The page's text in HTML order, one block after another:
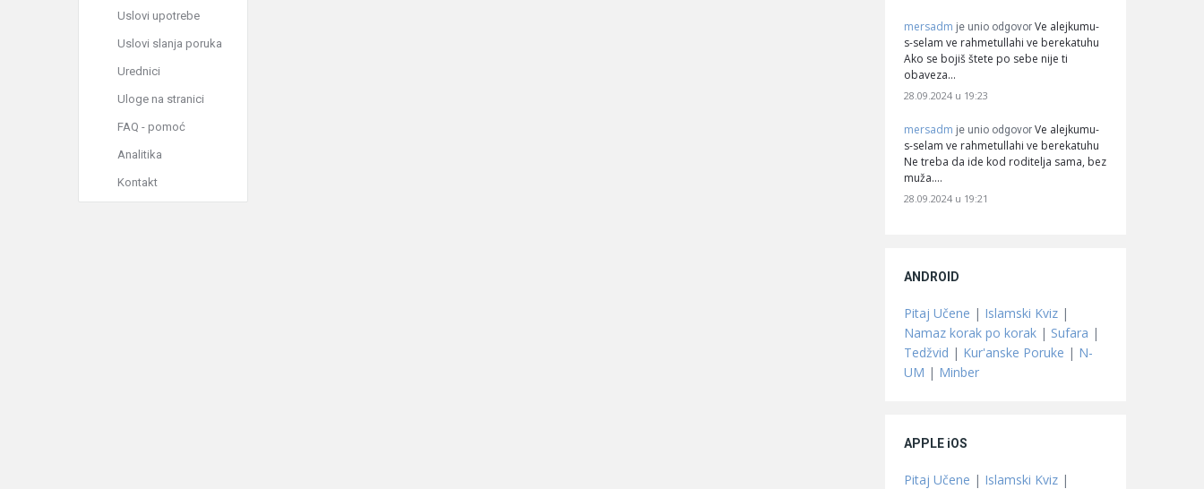
mersadm je unio odgovor Ve alejkumu-
s-selam ve rahmetullahi ve berekatuhu
Ako se bojiš štete po sebe nije ti
obaveza…
28.09.2024 u 19:23
mersadm je unio odgovor Ve alejkumu-
s-selam ve rahmetullahi ve berekatuhu
Ne treba da ide kod roditelja sama, bez
muža.…
28.09.2024 u 19:21
ANDROID
Pitaj Učene | Islamski Kviz |
Namaz korak po korak | Sufara |
Tedžvid | Kur'anske Poruke | N-
UM | Minber
APPLE iOS
Pitaj Učene | Islamski Kviz |
Uslovi upotrebe
Uslovi slanja poruka
Urednici
Uloge na stranici
FAQ - pomoć
Analitika
Kontakt